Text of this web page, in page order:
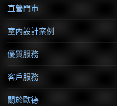
直營門市
室內設計案例
優質服務
客戶服務
關於歐德